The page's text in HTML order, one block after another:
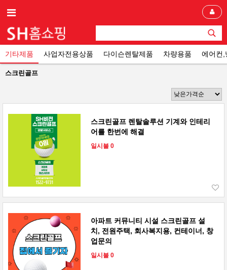
기타제품 사업자전용상품 다이슨렌탈제품 차량용품 에어컨,
스크린골프
스크린골프 렌탈솔루션 기계와 인테리
어를 한번에 해결
일시불 0
아파트 커뮤니티 시설 스크린골프 설
치, 전원주택, 회사복지용, 컨테이너, 창
업문의
일시불 0